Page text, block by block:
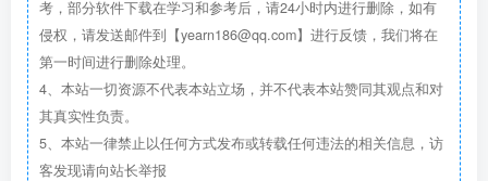
考，部分软件下载在学习和参考后，请24小时内进行删除，如有
侵权，请发送邮件到【yearn186@qq.com】进行反馈，我们将在
第一时间进行删除处理。
4、本站一切资源不代表本站立场，并不代表本站赞同其观点和对
其真实性负责。
5、本站一律禁止以任何方式发布或转载任何违法的相关信息，访
客发现请向站长举报